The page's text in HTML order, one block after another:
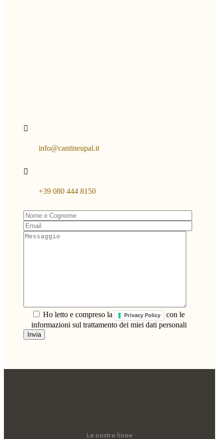
info@cantineupal.it
+39 080 444 8150
Ho letto e compreso la Privacy Policy
con le
informazioni sul trattamento dei miei dati personali
Le nostre linee